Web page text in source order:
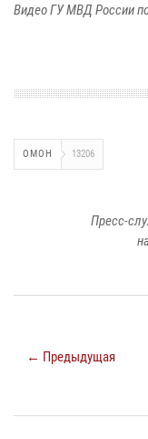
Видео ГУ МВД России
ОМОН 13206
Пресс-
← Предыдущая